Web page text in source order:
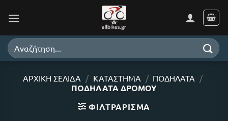
στο
Αναζήτηση
για:
ΑΡΧΙΚΉ ΣΕΛΊΔΑ / ΚΑΤΆΣΤΗΜΑ / ΠΟΔΉΛΑΤΑ /
ΠΟΔΉΛΑΤΑ ΔΡΌΜΟΥ
ΦΙΛΤΡΆΡΙΣΜΑ